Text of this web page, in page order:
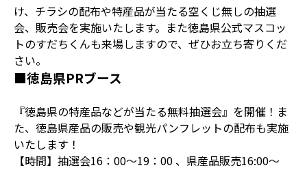
け、チラシの配布や特産品が当たる空くじ無しの抽選
会、販売会を実施いたします。また徳島県公式マスコッ
トのすだちくんも来場しますので、ぜひお立ち寄りくだ
さい。
■徳島県PRブース
『徳島県の特産品などが当たる無料抽選会』を開催！ま
た、徳島県産品の販売や観光パンフレットの配布も実施
いたします！
【時間】抽選会16：00～19：00 、県産品販売16:00～